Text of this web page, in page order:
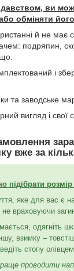
ви
обміняти
й не має
подряпин,
і
та заводське
вигляд і свої
вже за
підібрати розмір
яке для вас є
не враховуючи
одягніть
взимку –
стопу
проводити